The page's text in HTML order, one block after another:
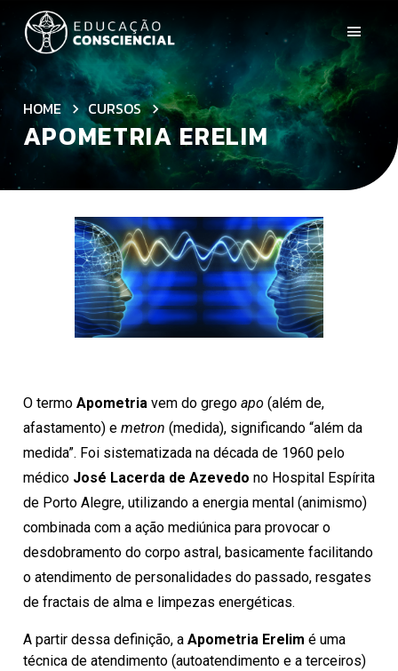
HOME CURSOS
APOMETRIA ERELIM
O termo Apometriavem do grego apo (além de,
afastamento) e metron (medida), significando “além da
medida”. Foi sistematizada na década de 1960 pelo
médico José Lacerda de Azevedo no Hospital Espírita
de Porto Alegre, utilizando a energia mental (animismo)
combinada com a ação mediúnica para provocar o
desdobramento do corpo astral, basicamente facilitando
o atendimento de personalidades do passado, resgates
de fractais de alma e limpezas energéticas.
A partir dessa definição, a Apometria Erelim é uma
técnica de atendimento (autoatendimento e a terceiros)